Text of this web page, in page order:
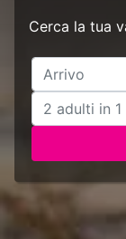
Cerca la tua